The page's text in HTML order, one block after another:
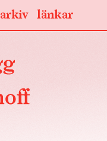
länkar
arkiv